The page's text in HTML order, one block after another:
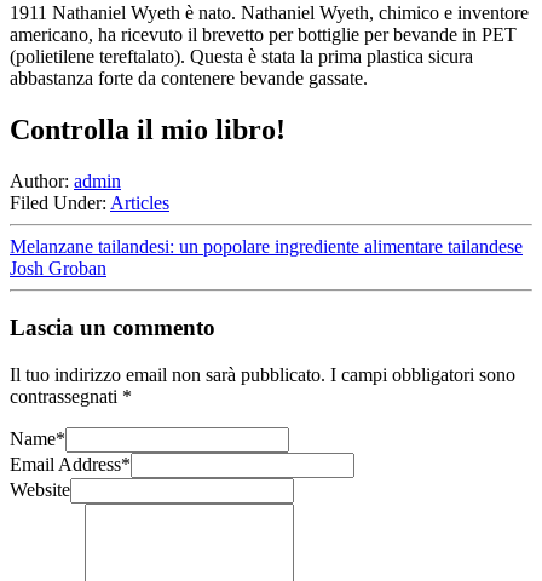
1911 Nathaniel Wyeth è nato. Nathaniel Wyeth, chimico e inventore
americano, ha ricevuto il brevetto per bottiglie per bevande in PET
(polietilene tereftalato). Questa è stata la prima plastica sicura
abbastanza forte da contenere bevande gassate.
Controlla il mio libro!
Author: admin
Filed Under: Articles
Melanzane tailandesi: un popolare ingrediente alimentare tailandese
Josh Groban
Lascia un commento
Il tuo indirizzo email non sarà pubblicato. I campi obbligatori sono
contrassegnati *
Name*
Email Address*
Website